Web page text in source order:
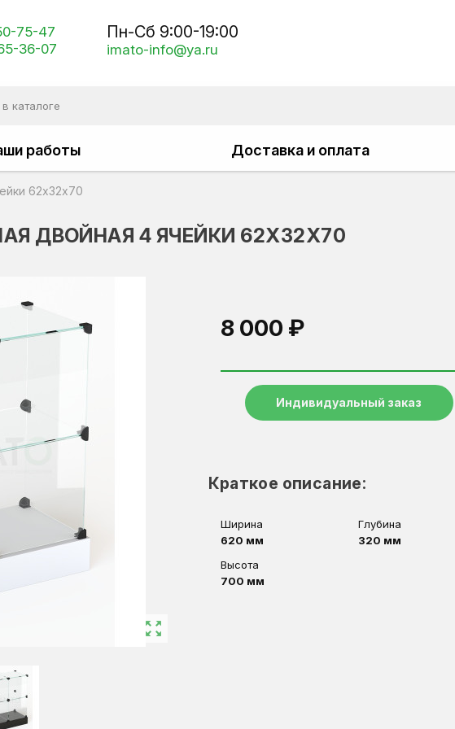
75-47
36-07
Пн-Сб 9:00-19:00
imato-info@ya.ru
работы Доставка и оплата
62х32х70
ДВОЙНАЯ 4 ЯЧЕЙКИ 62Х32Х70
zoom_out_map
8 000 ₽
Индивидуальный заказ
Краткое описание:
Ширина
620 мм
Глубина
320 мм
Высота
700 мм